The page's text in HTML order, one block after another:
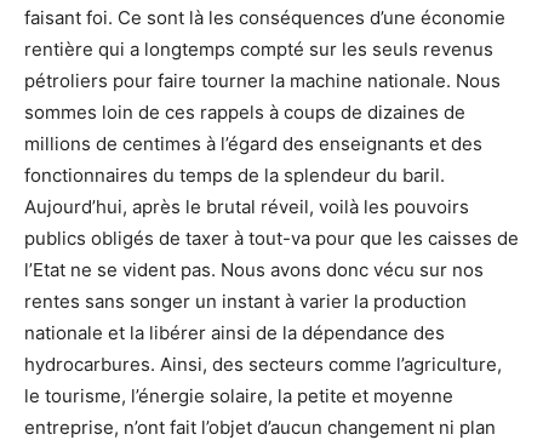
faisant foi. Ce sont là les conséquences d’une économie
rentière qui a longtemps compté sur les seuls revenus
pétroliers pour faire tourner la machine nationale. Nous
sommes loin de ces rappels à coups de dizaines de
millions de centimes à l’égard des enseignants et des
fonctionnaires du temps de la splendeur du baril.
Aujourd’hui, après le brutal réveil, voilà les pouvoirs
publics obligés de taxer à tout-va pour que les caisses de
l’Etat ne se vident pas. Nous avons donc vécu sur nos
rentes sans songer un instant à varier la production
nationale et la libérer ainsi de la dépendance des
hydrocarbures. Ainsi, des secteurs comme l’agriculture,
le tourisme, l’énergie solaire, la petite et moyenne
entreprise, n’ont fait l’objet d’aucun changement ni plan